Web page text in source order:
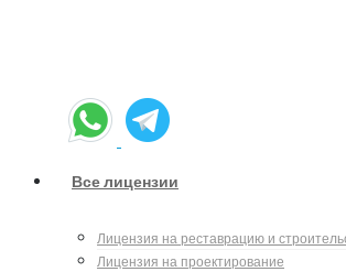
Все лицензии
Лицензия на реставрацию и
Лицензия на проектирование